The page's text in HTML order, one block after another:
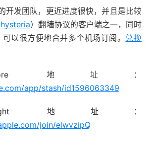
开发团队，更近进度很快，并且是比较
hysteria）翻墙协议的客户端之一，同时
以很方便地合并多个机场订阅。 兑换
地址：
app/stash/id1596063349
地址：
join/elwvzipQ